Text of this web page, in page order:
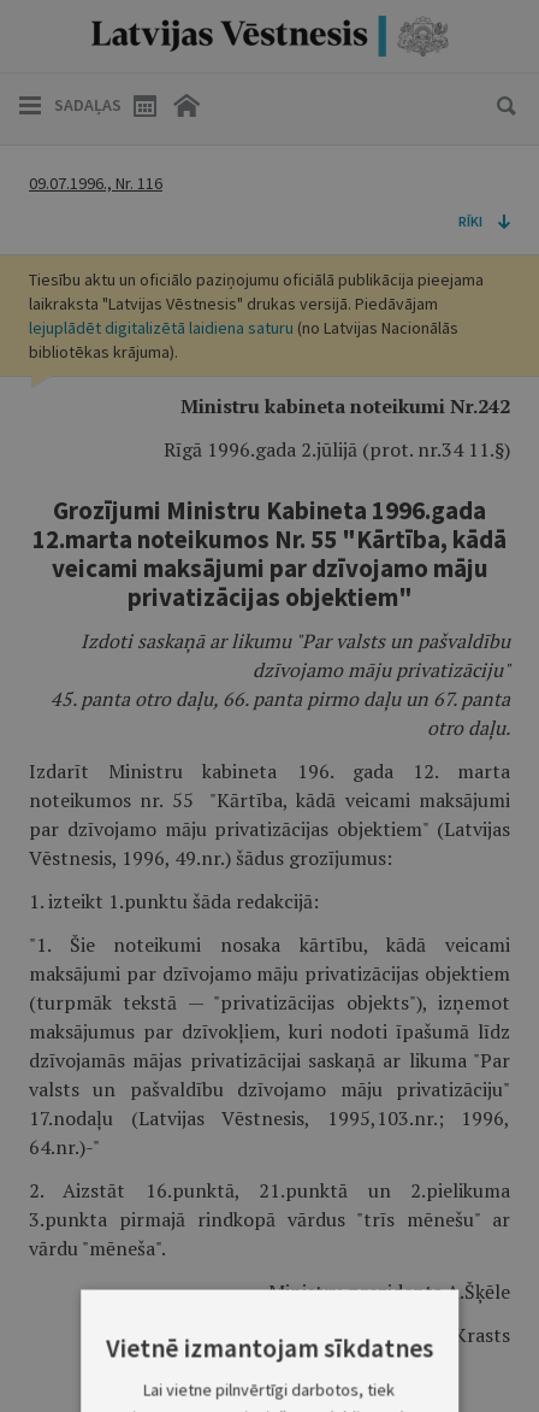
SADAĻAS
09.07.1996., Nr. 116
RĪKI
Tiesību aktu un oficiālo paziņojumu oficiālā publikācija pieejama
laikraksta "Latvijas Vēstnesis" drukas versijā. Piedāvājam
lejuplādēt digitalizētā laidiena saturu (no Latvijas Nacionālās
bibliotēkas krājuma).
Ministru kabineta noteikumi Nr.242
Rīgā 1996.gada 2.jūlijā (prot. nr.34 11.§)
Grozījumi Ministru Kabineta 1996.gada
12.marta noteikumos Nr. 55 "Kārtība, kādā
veicami maksājumi par dzīvojamo māju
privatizācijas objektiem"
Izdoti saskaņā ar likumu "Par valsts un pašvaldību
dzīvojamo māju privatizāciju"
45. panta otro daļu, 66. panta pirmo daļu un 67. panta
otro daļu.
Izdarīt Ministru kabineta 196. gada 12. marta
noteikumos nr. 55 "Kārtība, kādā veicami maksājumi
par dzīvojamo māju privatizācijas objektiem" (Latvijas
Vēstnesis, 1996, 49.nr.) šādus grozījumus:
1. izteikt 1.punktu šāda redakcijā:
"1. Šie noteikumi nosaka kārtību, kādā veicami
maksājumi par dzīvojamo māju privatizācijas objektiem
(turpmāk tekstā — "privatizācijas objekts"), izņemot
maksājumus par dzīvokļiem, kuri nodoti īpašumā līdz
dzīvojamās mājas privatizācijai saskaņā ar likuma "Par
valsts un pašvaldību dzīvojamo māju privatizāciju"
17.nodaļu (Latvijas Vēstnesis, 1995,103.nr.; 1996,
64.nr.)-"
2. Aizstāt 16.punktā, 21.punktā un 2.pielikuma
3.punkta pirmajā rindkopā vārdus "trīs mēnešu" ar
vārdu "mēneša".
Ministru prezidents A.Šķēle
Ekonomikas ministrs G.Krasts
Vietnē izmantojam sīkdatnes
Lai vietne pilnvērtīgi darbotos, tiek